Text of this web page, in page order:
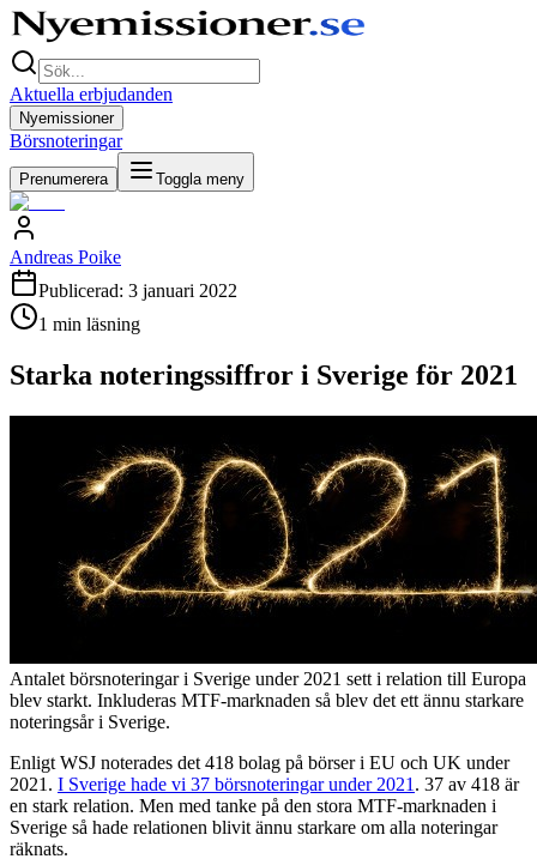
Aktuella erbjudanden
Nyemissioner
Börsnoteringar
Prenumerera Toggla meny
Andreas Poike
Publicerad: 3 januari 2022
1 min läsning
Starka noteringssiffror i Sverige för 2021
Antalet börsnoteringar i Sverige under 2021 sett i relation till Europa
blev starkt. Inkluderas MTF-marknaden så blev det ett ännu starkare
noteringsår i Sverige.
Enligt WSJ noterades det 418 bolag på börser i EU och UK under
2021. I Sverige hade vi 37 börsnoteringar under 2021 . 37 av 418 är
en stark relation. Men med tanke på den stora MTF-marknaden i
Sverige så hade relationen blivit ännu starkare om alla noteringar
räknats.